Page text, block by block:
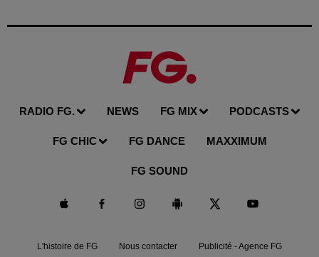
RADIO FG. NEWS FG MIX PODCASTS
FG CHIC FG DANCE MAXXIMUM
FG SOUND
L'histoire de FG Nous contacter Publicité - Agence FG